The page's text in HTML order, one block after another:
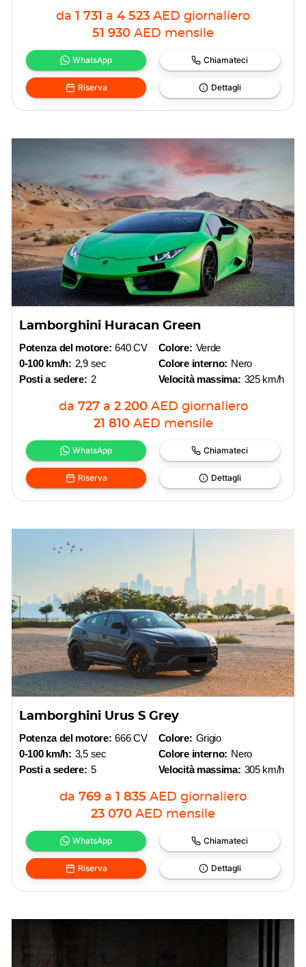
da 1 731 a 4 523 AED giornaliero
51 930 AED mensile
WhatsApp Chiamateci
Riserva Dettagli
Lamborghini Huracan Green
Potenza del motore: 640 CV
0-100 km/h: 2,9 sec
Posti a sedere: 2
Colore: Verde
Colore interno: Nero
Velocità massima: 325 km/h
da 727 a 2 200 AED giornaliero
21 810 AED mensile
WhatsApp Chiamateci
Riserva Dettagli
Lamborghini Urus S Grey
Potenza del motore: 666 CV
0-100 km/h: 3,5 sec
Posti a sedere: 5
Colore: Grigio
Colore interno: Nero
Velocità massima: 305 km/h
da 769 a 1 835 AED giornaliero
23 070 AED mensile
WhatsApp Chiamateci
Riserva Dettagli